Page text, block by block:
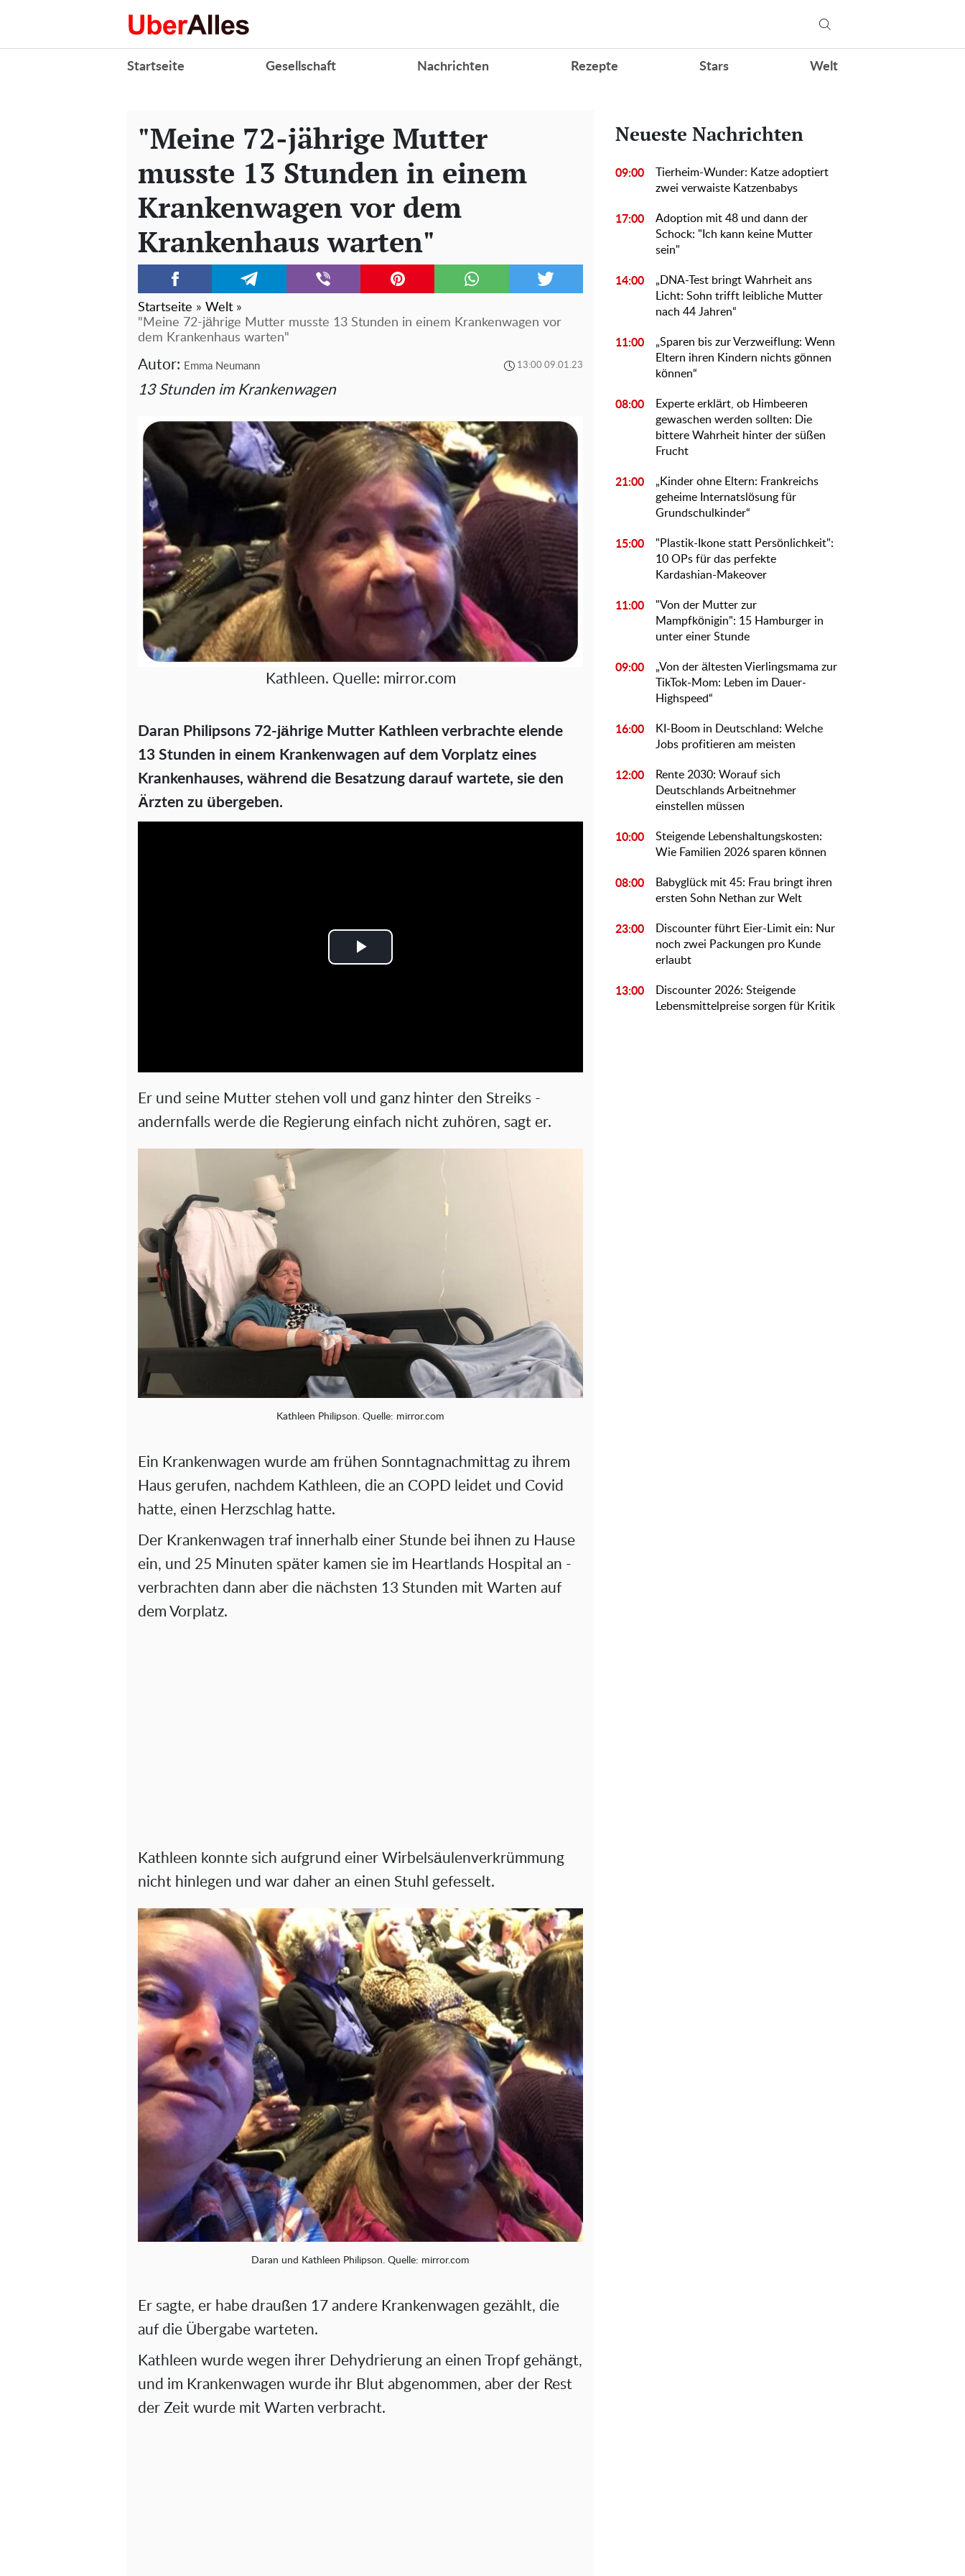
Startseite Gesellschaft Nachrichten Rezepte Stars Welt
"Meine 72-jährige Mutter
musste 13 Stunden in einem
Krankenwagen vor dem
Krankenhaus warten"
Startseite » Welt »
"Meine 72-jährige Mutter musste 13 Stunden in einem Krankenwagen vor
dem Krankenhaus warten"
Autor: Emma Neumann 13:00 09.01.23
13 Stunden im Krankenwagen
Kathleen. Quelle: mirror.com
Daran Philipsons 72-jährige Mutter Kathleen verbrachte elende
13 Stunden in einem Krankenwagen auf dem Vorplatz eines
Krankenhauses, während die Besatzung darauf wartete, sie den
Ärzten zu übergeben.
P
V
i
Er und seine Mutter stehen voll und ganz hinter den Streiks -
andernfalls werde die Regierung einfach nicht zuhören, sagt er.
Kathleen Philipson. Quelle: mirror.com
Ein Krankenwagen wurde am frühen Sonntagnachmittag zu ihrem
Haus gerufen, nachdem Kathleen, die an COPD leidet und Covid
hatte, einen Herzschlag hatte.
Der Krankenwagen traf innerhalb einer Stunde bei ihnen zu Hause
ein, und 25 Minuten später kamen sie im Heartlands Hospital an -
verbrachten dann aber die nächsten 13 Stunden mit Warten auf
dem Vorplatz.
Kathleen konnte sich aufgrund einer Wirbelsäulenverkrümmung
nicht hinlegen und war daher an einen Stuhl gefesselt.
Daran und Kathleen Philipson. Quelle: mirror.com
Er sagte, er habe draußen 17 andere Krankenwagen gezählt, die
auf die Übergabe warteten.
Kathleen wurde wegen ihrer Dehydrierung an einen Tropf gehängt,
und im Krankenwagen wurde ihr Blut abgenommen, aber der Rest
der Zeit wurde mit Warten verbracht.
Neueste Nachrichten
09:00
Tierheim-Wunder: Katze adoptiert
zwei verwaiste Katzenbabys
17:00
Adoption mit 48 und dann der
Schock: "Ich kann keine Mutter
sein"
14:00
„DNA-Test bringt Wahrheit ans
Licht: Sohn trifft leibliche Mutter
nach 44 Jahren“
11:00
„Sparen bis zur Verzweiflung: Wenn
Eltern ihren Kindern nichts gönnen
können“
08:00
Experte erklärt, ob Himbeeren
gewaschen werden sollten: Die
bittere Wahrheit hinter der süßen
Frucht
21:00
„Kinder ohne Eltern: Frankreichs
geheime Internatslösung für
Grundschulkinder“
15:00
"Plastik-Ikone statt Persönlichkeit":
10 OPs für das perfekte
Kardashian-Makeover
11:00
"Von der Mutter zur
Mampfkönigin": 15 Hamburger in
unter einer Stunde
09:00
„Von der ältesten Vierlingsmama zur
TikTok-Mom: Leben im Dauer-
Highspeed“
16:00
KI-Boom in Deutschland: Welche
Jobs profitieren am meisten
12:00
Rente 2030: Worauf sich
Deutschlands Arbeitnehmer
einstellen müssen
10:00
Steigende Lebenshaltungskosten:
Wie Familien 2026 sparen können
08:00
Babyglück mit 45: Frau bringt ihren
ersten Sohn Nethan zur Welt
23:00
Discounter führt Eier-Limit ein: Nur
noch zwei Packungen pro Kunde
erlaubt
13:00
Discounter 2026: Steigende
Lebensmittelpreise sorgen für Kritik